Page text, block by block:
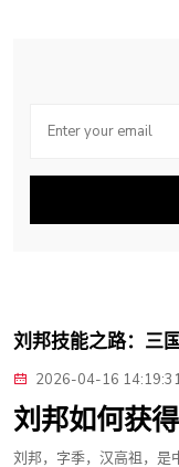
刘邦技能之路：三
2026-04-16
刘邦如何获
刘邦，字季，汉高祖，是